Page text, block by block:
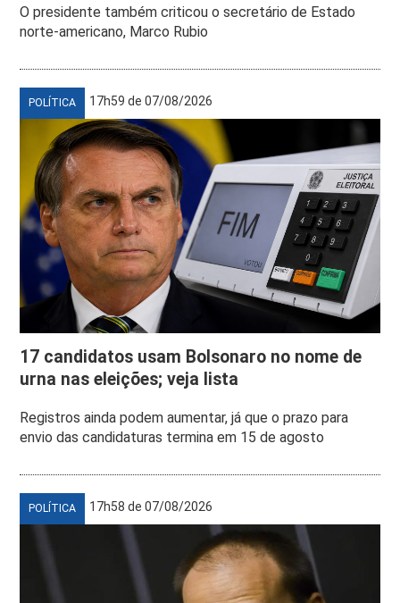
O presidente também criticou o secretário de Estado
norte-americano, Marco Rubio
POLÍTICA 17h59 de 07/08/2026
17 candidatos usam Bolsonaro no nome de
urna nas eleições; veja lista
Registros ainda podem aumentar, já que o prazo para
envio das candidaturas termina em 15 de agosto
POLÍTICA 17h58 de 07/08/2026